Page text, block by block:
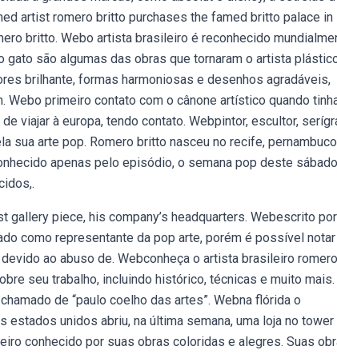
artist romero britto purchases the famed britto palace in
britto. Webo artista brasileiro é reconhecido
são algumas das obras que tornaram o artista
brilhante, formas harmoniosas e desenhos agradáveis,
primeiro contato com o cânone artístico quando
viajar à europa, tendo contato. Webpintor, escultor,
sua arte pop. Romero britto nasceu no recife,
apenas pelo episódio, o semana pop deste
piece, his company’s headquarters. Webescrito
como representante da pop arte, porém é possível notar
ao abuso de. Webconheça o artista brasileiro romero
seu trabalho, incluindo histórico, técnicas e muito mais.
de “paulo coelho das artes”. Webna flórida o
unidos abriu, na última semana, uma loja no tower
conhecido por suas obras coloridas e alegres. Suas